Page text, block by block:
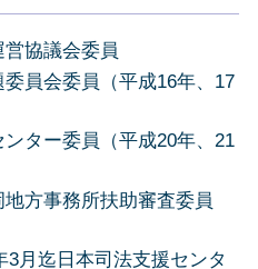
協議会委員
員会委員（平成16年、17
ター委員（平成20年、21
方事務所扶助審査委員
月迄日本司法支援センタ